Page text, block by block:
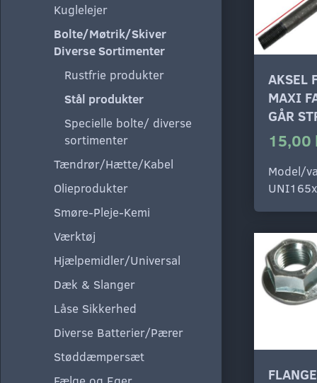
Kuglelejer
Bolte/Møtrik/Skiver
Diverse Sortimenter
Rustfrie produkter
Stål produkter
Specielle bolte/ diverse
sortimenter
Tændrør/Hætte/Kabel
Olieprodukter
Smøre-Pleje-Kemi
Værktøj
Hjælpemidler/Universal
Dæk & Slanger
Låse Sikkerhed
Diverse Batterier/Pærer
Støddæmpersæt
AKSEL
MAXI
GÅR
15,00
Model/
UNI165x